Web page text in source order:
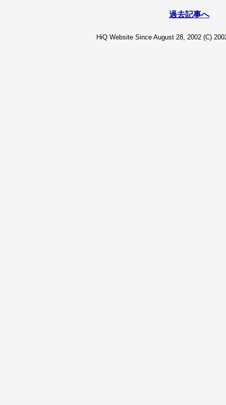
過去記事へ
HiQ Website Since August 28, 2002 (C)